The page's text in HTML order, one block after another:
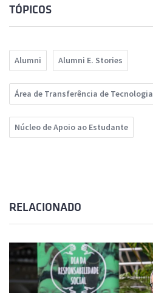
TÓPICOS
Alumni Alumni E. Stories
Área de Transferência de Tecnologia
Núcleo de Apoio ao Estudante
RELACIONADO